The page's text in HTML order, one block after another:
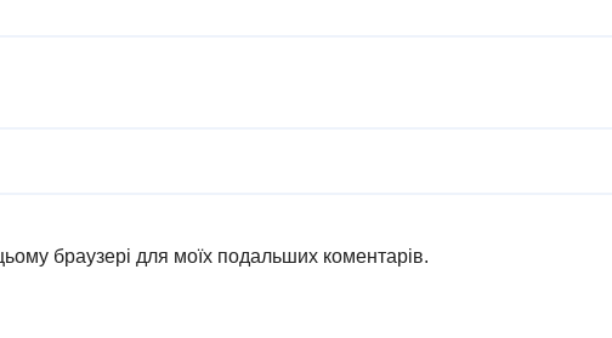
браузері для моїх подальших коментарів.